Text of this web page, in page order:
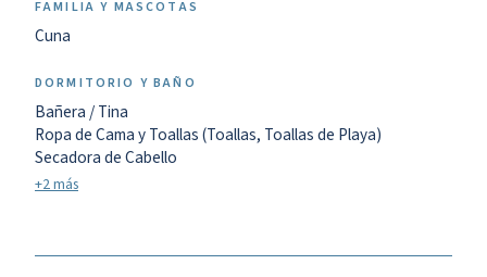
FAMILIA Y MASCOTAS
Cuna
DORMITORIO Y BAÑO
Bañera / Tina
Ropa de Cama y Toallas (Toallas, Toallas de Playa)
Secadora de Cabello
+2 más